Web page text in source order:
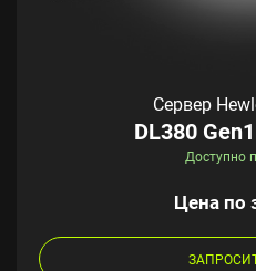
Сервер
DL380
Доступно
Цена по